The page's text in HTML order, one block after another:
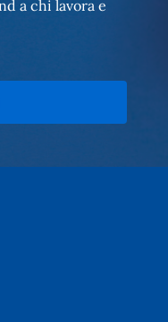
a chi lavora e